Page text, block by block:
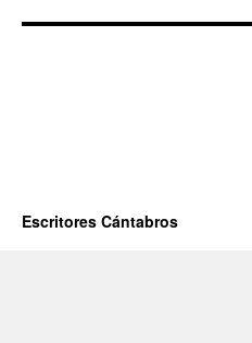
Escritores Cántabros